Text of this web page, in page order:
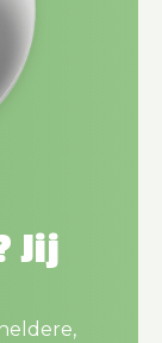
Jij